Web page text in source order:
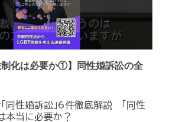
制化は必要か①】同性婚訴訟の全
同性婚訴訟」6件徹底解説 「同性
本当に必要か？